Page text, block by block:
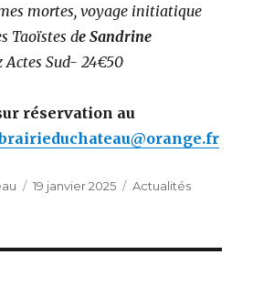
mortes, voyage initiatique
Taoïstes de Sandrine
Actes Sud- 24€50
réservation au
Publié
19 janvier 2025 Catégories
Actualités